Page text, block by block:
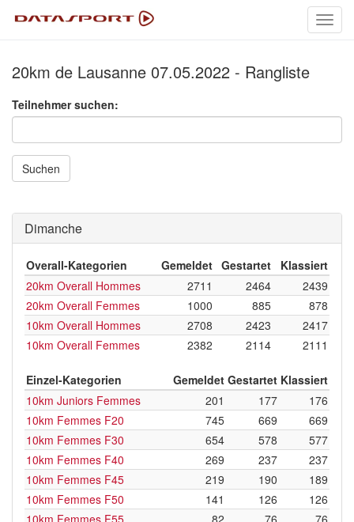
20km de Lausanne 07.05.2022 - Rangliste
Teilnehmer suchen:
Suchen
Dimanche
Overall-Kategorien Gemeldet Gestartet
Klassiert
20km Overall Hommes
2711 2464
2439
20km Overall Femmes
1000 885
878
10km Overall Hommes
2708 2423
2417
10km Overall Femmes
2382 2114 2111
Einzel-Kategorien Gemeldet Gestartet Klassiert
10km Juniors Femmes
201 177
176
10km Femmes F20
745 669
669
10km Femmes F30
654 578
577
10km Femmes F40
269 237
237
10km Femmes F45
219 190
189
10km Femmes F50
141 126
126
10km Femmes F55
82 76
76